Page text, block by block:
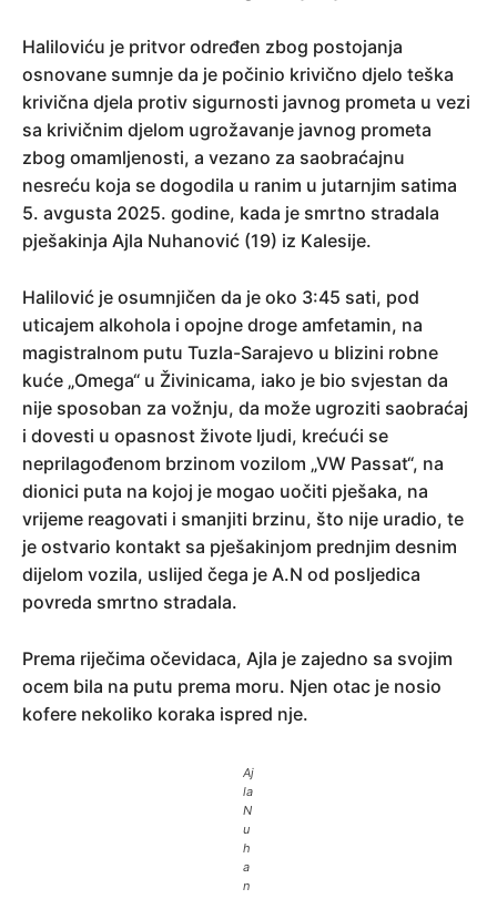
Haliloviću je pritvor određen zbog postojanja
osnovane sumnje da je počinio krivično djelo teška
krivična djela protiv sigurnosti javnog prometa u vezi
sa krivičnim djelom ugrožavanje javnog prometa
zbog omamljenosti, a vezano za saobraćajnu
nesreću koja se dogodila u ranim u jutarnjim satima
5. avgusta 2025. godine, kada je smrtno stradala
pješakinja Ajla Nuhanović (19) iz Kalesije.
Halilović je osumnjičen da je oko 3:45 sati, pod
uticajem alkohola i opojne droge amfetamin, na
magistralnom putu Tuzla-Sarajevo u blizini robne
kuće „Omega“ u Živinicama, iako je bio svjestan da
nije sposoban za vožnju, da može ugroziti saobraćaj
i dovesti u opasnost živote ljudi, krećući se
neprilagođenom brzinom vozilom „VW Passat“, na
dionici puta na kojoj je mogao uočiti pješaka, na
vrijeme reagovati i smanjiti brzinu, što nije uradio, te
je ostvario kontakt sa pješakinjom prednjim desnim
dijelom vozila, uslijed čega je A.N od posljedica
povreda smrtno stradala.
Prema riječima očevidaca, Ajla je zajedno sa svojim
ocem bila na putu prema moru. Njen otac je nosio
kofere nekoliko koraka ispred nje.
Aj
la
N
u
h
a
n